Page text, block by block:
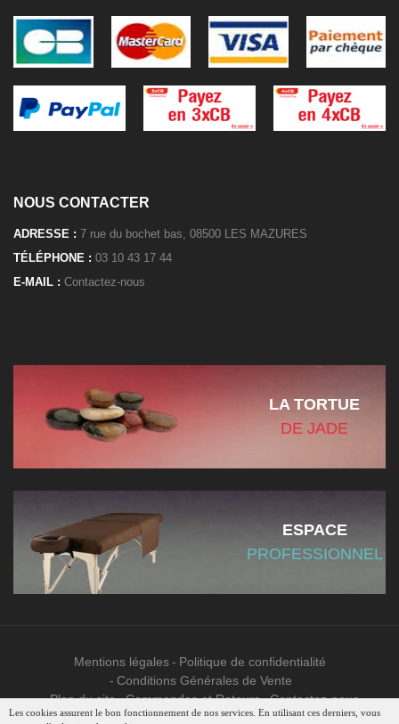
NOUS CONTACTER
ADRESSE : 7 rue du bochet bas, 08500 LES MAZURES
TÉLÉPHONE : 03 10 43 17 44
E-MAIL : Contactez-nous
LA TORTUE
DE JADE
ESPACE
PROFESSIONNEL
Mentions légales
Politique de confidentialité
Conditions Générales de Vente
Plan du site
Commandes et Retours Contactez-nous
Les cookies assurent le bon fonctionnement de nos services. En utilisant ces derniers, vous